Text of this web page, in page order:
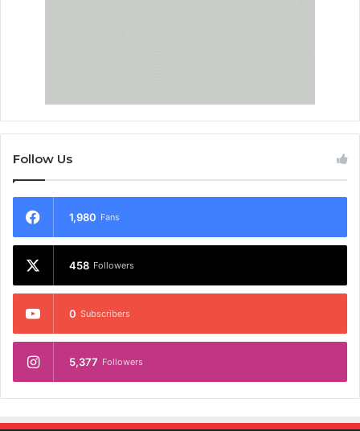
Follow Us
1,980 Fans
458 Followers
0 Subscribers
5,377 Followers